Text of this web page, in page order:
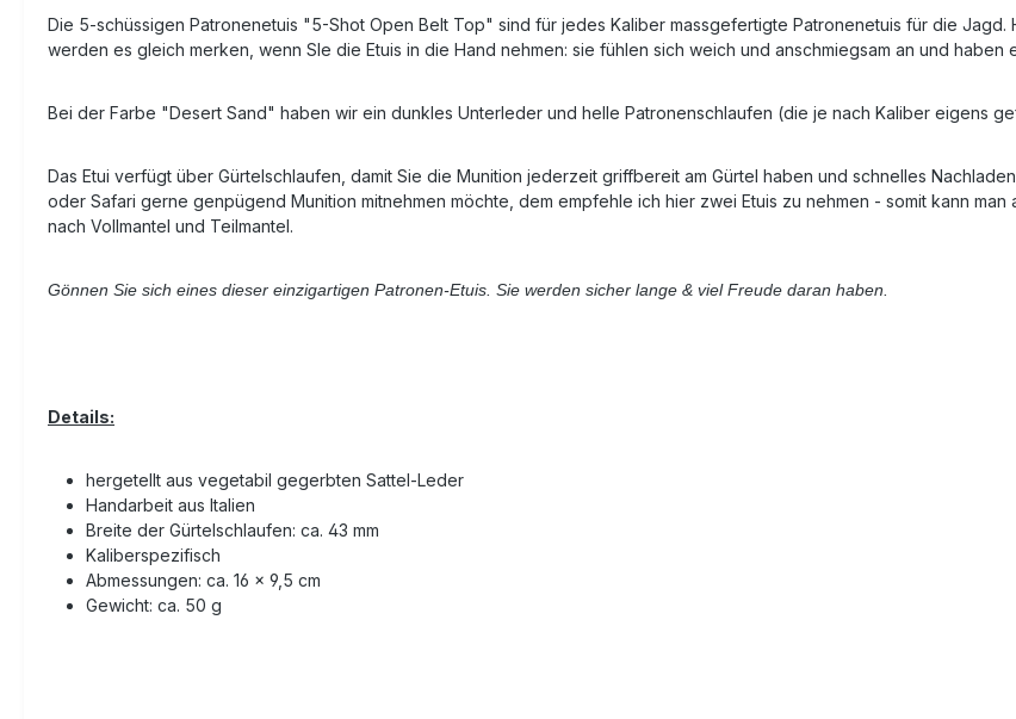
Die 5-schüssigen Patronenetuis "5-Shot Open Belt Top" sind für jedes Kaliber massgefertigte Patronenetuis für die
werden es gleich merken, wenn SIe die Etuis in die Hand nehmen: sie fühlen sich weich und anschmiegsam an und
Bei der Farbe "Desert Sand" haben wir ein dunkles Unterleder und helle Patronenschlaufen (die je nach Kaliber eigens
Das Etui verfügt über Gürtelschlaufen, damit Sie die Munition jederzeit griffbereit am Gürtel haben und schnelles
oder Safari gerne genpügend Munition mitnehmen möchte, dem empfehle ich hier zwei Etuis zu nehmen - somit kann
nach Vollmantel und Teilmantel.
Gönnen Sie sich eines dieser einzigartigen Patronen-Etuis. Sie werden sicher lange & viel Freude daran haben.
Details:
hergetellt aus vegetabil gegerbten Sattel-Leder
Handarbeit aus Italien
Breite der Gürtelschlaufen: ca. 43 mm
Kaliberspezifisch
Abmessungen: ca. 16 x 9,5 cm
Gewicht: ca. 50 g